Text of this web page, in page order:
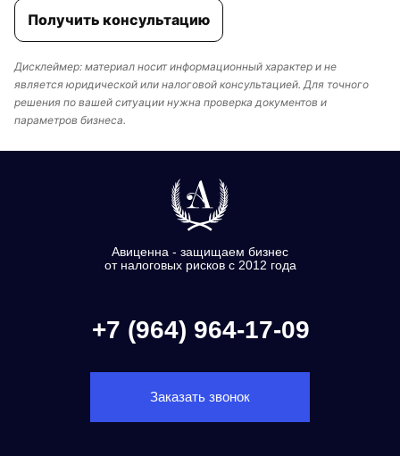
Получить консультацию
Дисклеймер: материал носит информационный характер и не
является юридической или налоговой консультацией. Для точного
решения по вашей ситуации нужна проверка документов и
параметров бизнеса.